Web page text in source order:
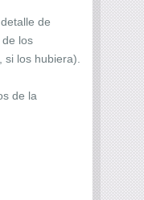
de
los
los hubiera).
de la